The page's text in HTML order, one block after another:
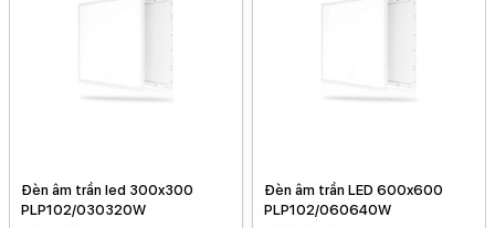
Đèn âm trần led 300x300
PLP102/030320W
Đèn âm trần LED 600x600
PLP102/060640W